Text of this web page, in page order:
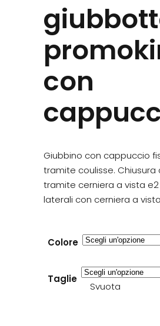
con
Giubbino con cappuccio
tramite coulisse. Chiusura
tramite cerniera a vista
laterali con cerniera a
Colore
Taglie
Svuota